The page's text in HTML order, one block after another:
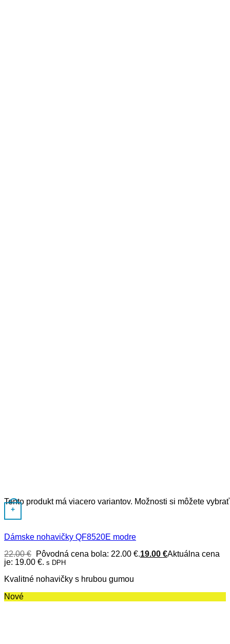
+
Tento produkt má viacero variantov. Možnosti si môžete
Dámske nohavičky QF8520E modre
22.00€ Pôvodná cena bola: 22.00 €.19.00 €Aktuálna cena
je: 19.00 €. s DPH
Kvalitné nohavičky s hrubou gumou
Nové